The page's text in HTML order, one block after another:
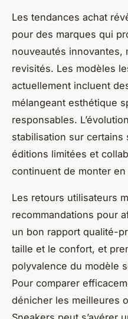
Les tendances achat
pour des marques qui
nouveautés innovantes,
revisités. Les modèles
actuellement incluent
mélangeant esthétique
responsables.
stabilisation sur
éditions limitées et
continuent de monter en
Les retours utilisateurs
recommandations pour
un bon rapport qualité-
taille et le confort, et
polyvalence du modèle
Pour comparer
dénicher les meilleures